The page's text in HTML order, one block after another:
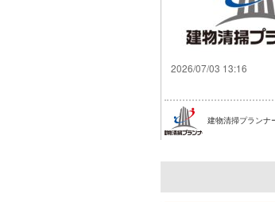
2026/07/03 13:16
建物清掃プランナ